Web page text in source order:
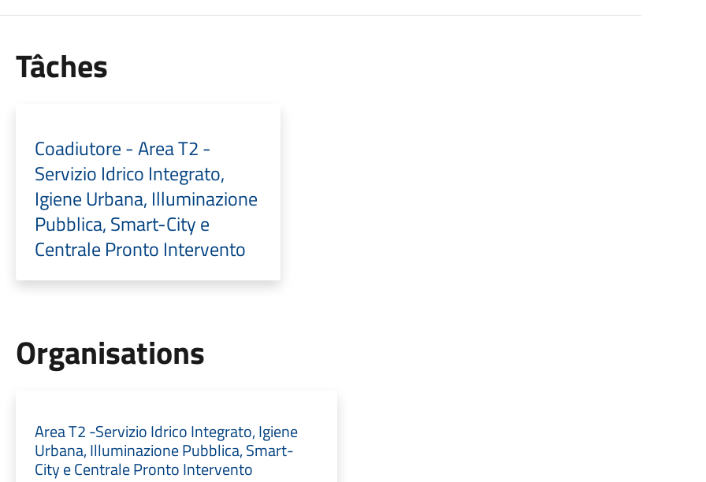
Tâches
Coadiutore - Area T2 -
Servizio Idrico Integrato,
Igiene Urbana, Illuminazione
Pubblica, Smart-City e
Centrale Pronto Intervento
Organisations
Area T2 -Servizio Idrico Integrato, Igiene
Urbana, Illuminazione Pubblica, Smart-
City e Centrale Pronto Intervento